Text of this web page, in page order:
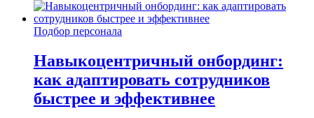
Подбор персонала
Навыкоцентричный онбординг:
как адаптировать сотрудников
быстрее и эффективнее